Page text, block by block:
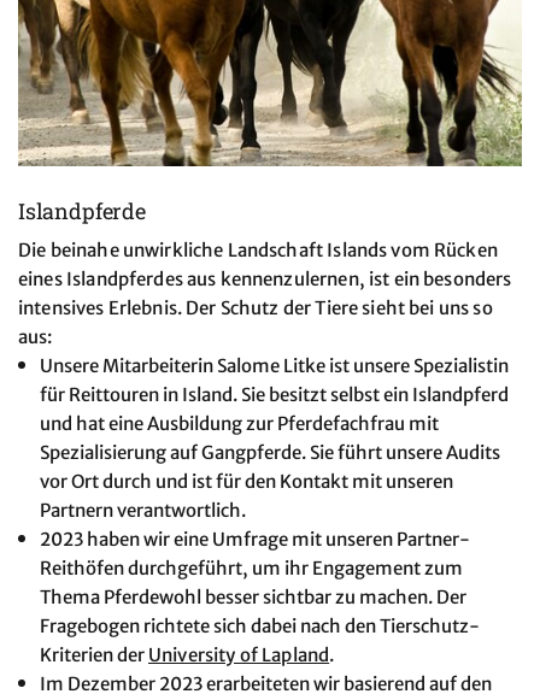
Islandpferde
Die beinahe unwirkliche Landschaft Islands vom Rücken
eines Islandpferdes aus kennenzulernen, ist ein besonders
intensives Erlebnis. Der Schutz der Tiere sieht bei uns so
aus:
Unsere Mitarbeiterin Salome Litke ist unsere Spezialistin
für Reittouren in Island. Sie besitzt selbst ein Islandpferd
und hat eine Ausbildung zur Pferdefachfrau mit
Spezialisierung auf Gangpferde. Sie führt unsere Audits
vor Ort durch und ist für den Kontakt mit unseren
Partnern verantwortlich.
2023 haben wir eine Umfrage mit unseren Partner-
Reithöfen durchgeführt, um ihr Engagement zum
Thema Pferdewohl besser sichtbar zu machen. Der
Fragebogen richtete sich dabei nach den Tierschutz-
Kriterien der University of Lapland.
Im Dezember 2023 erarbeiteten wir basierend auf den